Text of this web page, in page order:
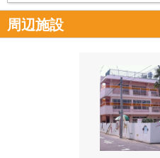
周辺施設